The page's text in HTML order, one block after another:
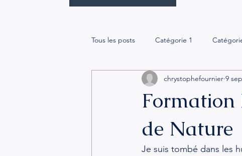
Tous les posts Catégorie 1
Formation
de Nature
chrystophefournier 9
Je suis tombé dans les